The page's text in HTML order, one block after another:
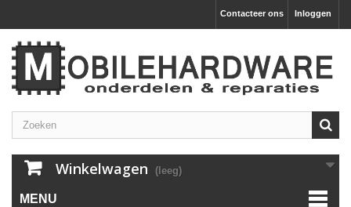
Inloggen
Contacteer ons
Winkelwagen (leeg)
MENU